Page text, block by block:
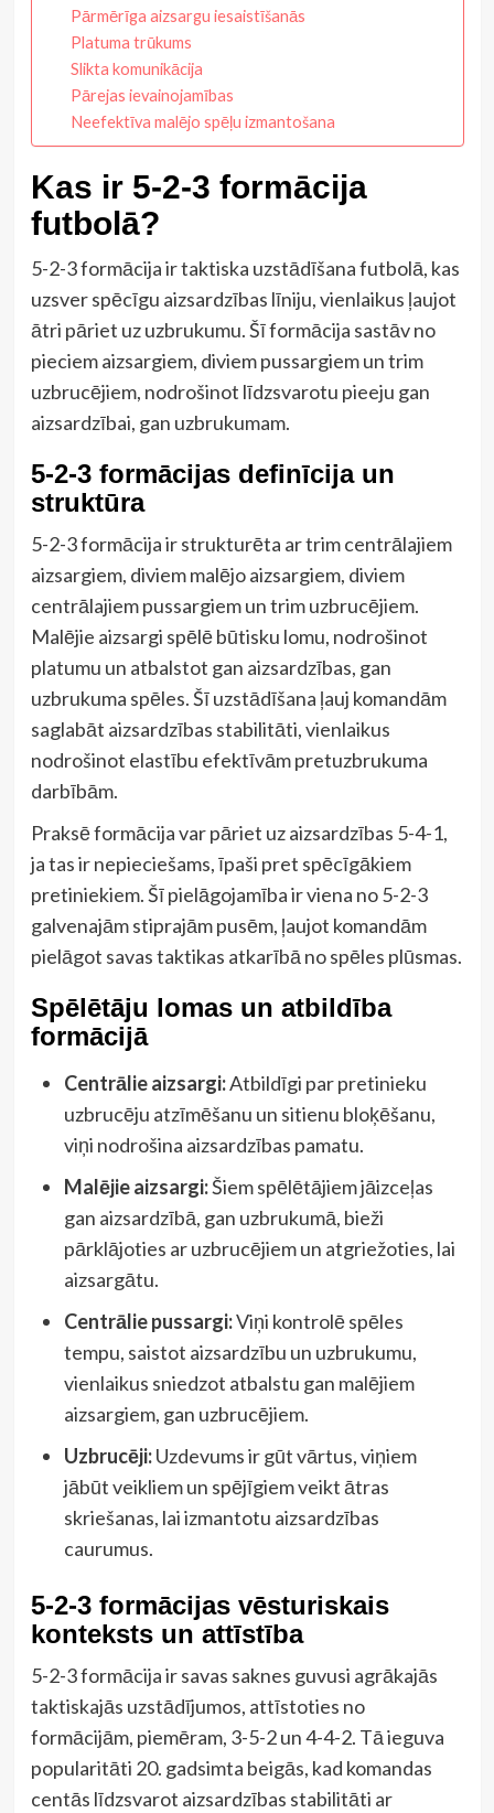
Pārmērīga aizsargu iesaistīšanās
Platuma trūkums
Slikta komunikācija
Pārejas ievainojamības
Neefektīva malējo spēļu izmantošana
Kas ir 5-2-3 formācija
futbolā?
5-2-3 formācija ir taktiska uzstādīšana futbolā, kas
uzsver spēcīgu aizsardzības līniju, vienlaikus ļaujot
ātri pāriet uz uzbrukumu. Šī formācija sastāv no
pieciem aizsargiem, diviem pussargiem un trim
uzbrucējiem, nodrošinot līdzsvarotu pieeju gan
aizsardzībai, gan uzbrukumam.
5-2-3 formācijas definīcija un
struktūra
5-2-3 formācija ir strukturēta ar trim centrālajiem
aizsargiem, diviem malējo aizsargiem, diviem
centrālajiem pussargiem un trim uzbrucējiem.
Malējie aizsargi spēlē būtisku lomu, nodrošinot
platumu un atbalstot gan aizsardzības, gan
uzbrukuma spēles. Šī uzstādīšana ļauj komandām
saglabāt aizsardzības stabilitāti, vienlaikus
nodrošinot elastību efektīvām pretuzbrukuma
darbībām.
Praksē formācija var pāriet uz aizsardzības 5-4-1,
ja tas ir nepieciešams, īpaši pret spēcīgākiem
pretiniekiem. Šī pielāgojamība ir viena no 5-2-3
galvenajām stiprajām pusēm, ļaujot komandām
pielāgot savas taktikas atkarībā no spēles plūsmas.
Spēlētāju lomas un atbildība
formācijā
Centrālie aizsargi:Atbildīgi par pretinieku
uzbrucēju atzīmēšanu un sitienu bloķēšanu,
viņi nodrošina aizsardzības pamatu.
Malējie aizsargi:Šiem spēlētājiem jāizceļas
gan aizsardzībā, gan uzbrukumā, bieži
pārklājoties ar uzbrucējiem un atgriežoties, lai
aizsargātu.
Centrālie pussargi:Viņi kontrolē spēles
tempu, saistot aizsardzību un uzbrukumu,
vienlaikus sniedzot atbalstu gan malējiem
aizsargiem, gan uzbrucējiem.
Uzbrucēji:Uzdevums ir gūt vārtus, viņiem
jābūt veikliem un spējīgiem veikt ātras
skriešanas, lai izmantotu aizsardzības
caurumus.
5-2-3 formācijas vēsturiskais
konteksts un attīstība
5-2-3 formācija ir savas saknes guvusi agrākajās
taktiskajās uzstādījumos, attīstoties no
formācijām, piemēram, 3-5-2 un 4-4-2. Tā ieguva
popularitāti 20. gadsimta beigās, kad komandas
centās līdzsvarot aizsardzības stabilitāti ar